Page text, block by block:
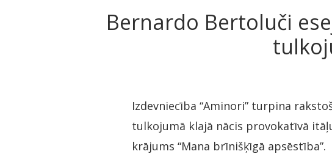
Bernardo Bertoluči
Izdevniecība “Aminori” turpina
tulkojumā klajā nācis provokatīvā
krājums “Mana brīnišķīgā apsēstība”.